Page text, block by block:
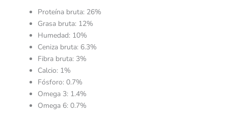
Proteína bruta: 26%
Grasa bruta: 12%
Humedad: 10%
Ceniza bruta: 6.3%
Fibra bruta: 3%
Calcio: 1%
Fósforo: 0.7%
Omega 3: 1.4%
Omega 6: 0.7%